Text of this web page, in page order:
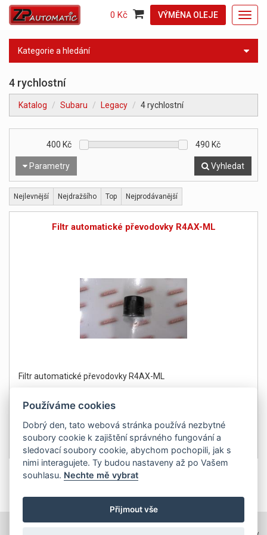
VÝMĚNA OLEJE
0 Kč
Kategorie a hledání
4 rychlostní
Katalog Subaru Legacy 4 rychlostní
Parametry
400 Kč 490 Kč
Vyhledat
Nejlevnější Nejdražšího Top Nejprodávanější
Filtr automatické převodovky R4AX-ML
Filtr automatické převodovky R4AX-ML
Detail
490Kč
bez DPH 405 Kč
1
TOPWEBY - webhosting, domény, tvorba www
Používáme cookies
Dobrý den, tato webová stránka používá nezbytné
soubory cookie k zajištění správného fungování a
sledovací soubory cookie, abychom pochopili, jak s
nimi interagujete. Ty budou nastaveny až po Vašem
souhlasu. Nechte mě vybrat
Přijmout vše